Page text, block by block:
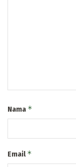
Nama *
Email*